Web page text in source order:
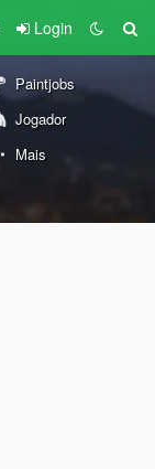
Login
Paintjobs
Jogador
Mais